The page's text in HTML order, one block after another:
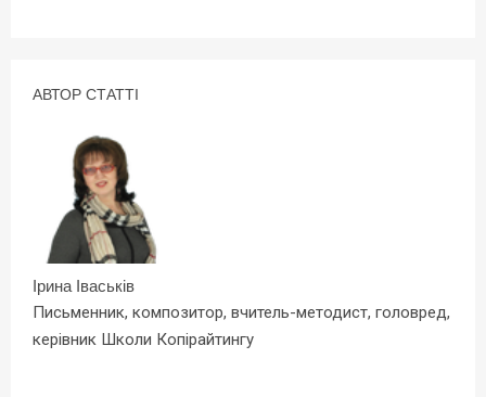
АВТОР СТАТТІ
Ірина Іваськів
Письменник, композитор, вчитель-методист, головред,
керівник Школи Копірайтингу